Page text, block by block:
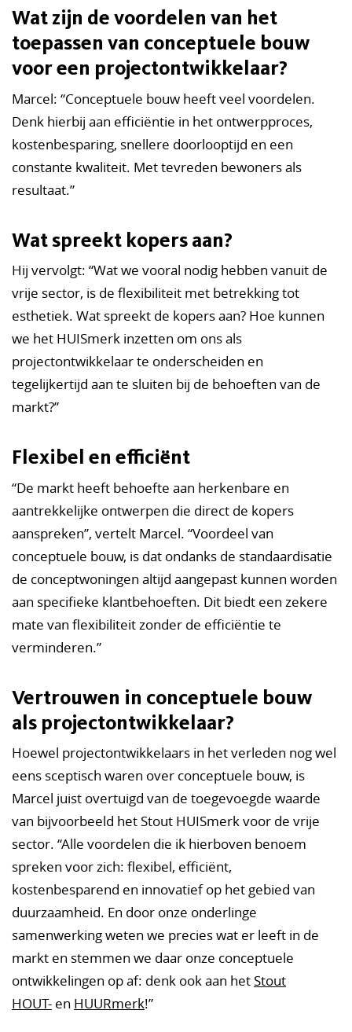
Wat zijn de voordelen van het
toepassen van conceptuele bouw
voor een projectontwikkelaar?
Marcel: “Conceptuele bouw heeft veel voordelen.
Denk hierbij aan efficiëntie in het ontwerpproces,
kostenbesparing, snellere doorlooptijd en een
constante kwaliteit. Met tevreden bewoners als
resultaat.”
Wat spreekt kopers aan?
Hij vervolgt: “Wat we vooral nodig hebben vanuit de
vrije sector, is de flexibiliteit met betrekking tot
esthetiek. Wat spreekt de kopers aan? Hoe kunnen
we het HUISmerk inzetten om ons als
projectontwikkelaar te onderscheiden en
tegelijkertijd aan te sluiten bij de behoeften van de
markt?”
Flexibel en efficiënt
“De markt heeft behoefte aan herkenbare en
aantrekkelijke ontwerpen die direct de kopers
aanspreken”, vertelt Marcel. “Voordeel van
conceptuele bouw, is dat ondanks de standaardisatie
de conceptwoningen altijd aangepast kunnen worden
aan specifieke klantbehoeften. Dit biedt een zekere
mate van flexibiliteit zonder de efficiëntie te
verminderen.”
Vertrouwen in conceptuele bouw
als projectontwikkelaar?
Hoewel projectontwikkelaars in het verleden nog wel
eens sceptisch waren over conceptuele bouw, is
Marcel juist overtuigd van de toegevoegde waarde
van bijvoorbeeld het Stout HUISmerk voor de vrije
sector. “Alle voordelen die ik hierboven benoem
spreken voor zich: flexibel, efficiënt,
kostenbesparend en innovatief op het gebied van
duurzaamheid. En door onze onderlinge
samenwerking weten we precies wat er leeft in de
markt en stemmen we daar onze conceptuele
ontwikkelingen op af: denk ook aan het Stout
HOUT- en HUURmerk!”